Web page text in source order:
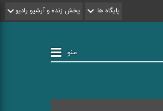
پایگاه ها پخش زنده و آرشیو رادیو
منو